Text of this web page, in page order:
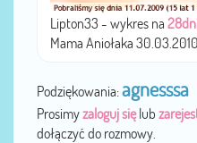
Lipton33 - wykres na
Mama Aniołaka
Podziękowania:agnesssa
Prosimyzaloguj sięlub
dołączyć do rozmowy.